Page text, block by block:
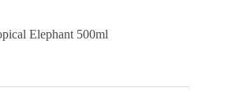
Elephant 500ml